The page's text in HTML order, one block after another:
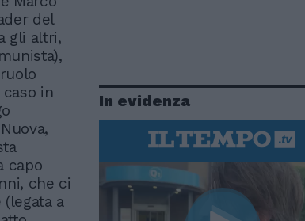
del
gli altri,
in
capo
che ci
a
In evidenza